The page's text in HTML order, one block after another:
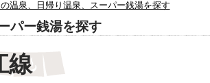
温泉、日帰り温泉、スーパー銭湯を探す
パー銭湯を探す
線